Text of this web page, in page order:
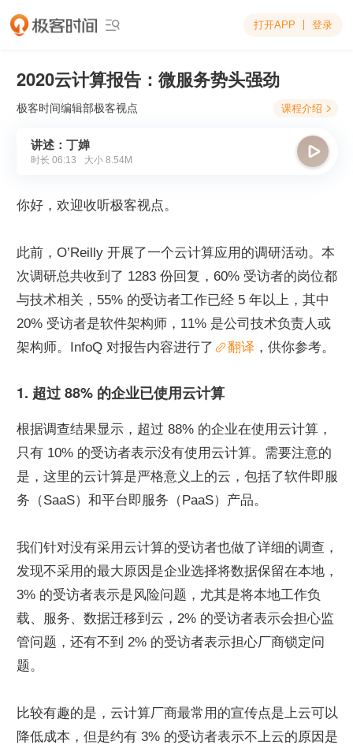
 打开APP 登录
2020云计算报告：微服务势头强劲
极客时间编辑部极客视点 课程介绍 
讲述：丁婵
时长 06:13 大小 8.54M

你好，欢迎收听极客视点。
此前，O’Reilly 开展了一个云计算应用的调研活动。本
次调研总共收到了 1283 份回复，60% 受访者的岗位都
与技术相关，55% 的受访者工作已经 5 年以上，其中
20% 受访者是软件架构师，11% 是公司技术负责人或
架构师。InfoQ 对报告内容进行了
翻译 ，供你参考。
1. 超过 88% 的企业已使用云计算
根据调查结果显示，超过 88% 的企业在使用云计算，
只有 10% 的受访者表示没有使用云计算。需要注意的
是，这里的云计算是严格意义上的云，包括了软件即服
务（SaaS）和平台即服务（PaaS）产品。
我们针对没有采用云计算的受访者也做了详细的调查，
发现不采用的最大原因是企业选择将数据保留在本地，
3% 的受访者表示是风险问题，尤其是将本地工作负
载、服务、数据迁移到云，2% 的受访者表示会担心监
管问题，还有不到 2% 的受访者表示担心厂商锁定问
题。
比较有趣的是，云计算厂商最常用的宣传点是上云可以
降低成本，但是约有 3% 的受访者表示不上云的原因是